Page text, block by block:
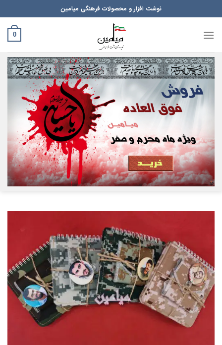
to
content
نوشت افزار و محصولات فرهنگی میامین
0